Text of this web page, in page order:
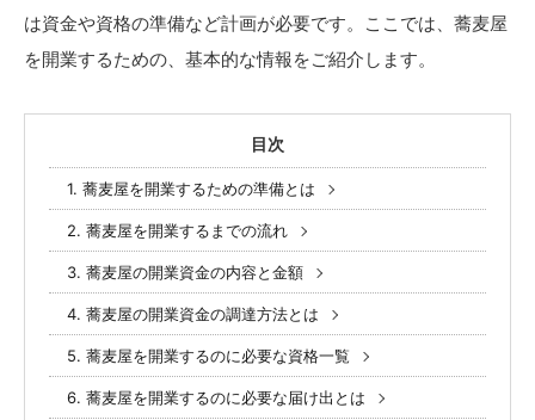
は資金や資格の準備など計画が必要です。ここでは、蕎麦屋
を開業するための、基本的な情報をご紹介します。
目次
1. 蕎麦屋を開業するための準備とは
2. 蕎麦屋を開業するまでの流れ
3. 蕎麦屋の開業資金の内容と金額
4. 蕎麦屋の開業資金の調達方法とは
5. 蕎麦屋を開業するのに必要な資格一覧
6. 蕎麦屋を開業するのに必要な届け出とは